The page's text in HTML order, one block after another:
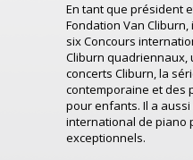
En tant que président
Fondation Van
six Concours
Cliburn quadriennaux,
concerts Cliburn, la
contemporaine et des
pour enfants. Il a aussi
international de piano
exceptionnels.